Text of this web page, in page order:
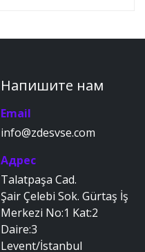
Напишите нам
Email
info@zdesvse.com
Адрес
Talatpaşa Cad.
Şair Çelebi Sok. Gürtaş İş
Merkezi No:1 Kat:2
Daire:3
Levent/İstanbul